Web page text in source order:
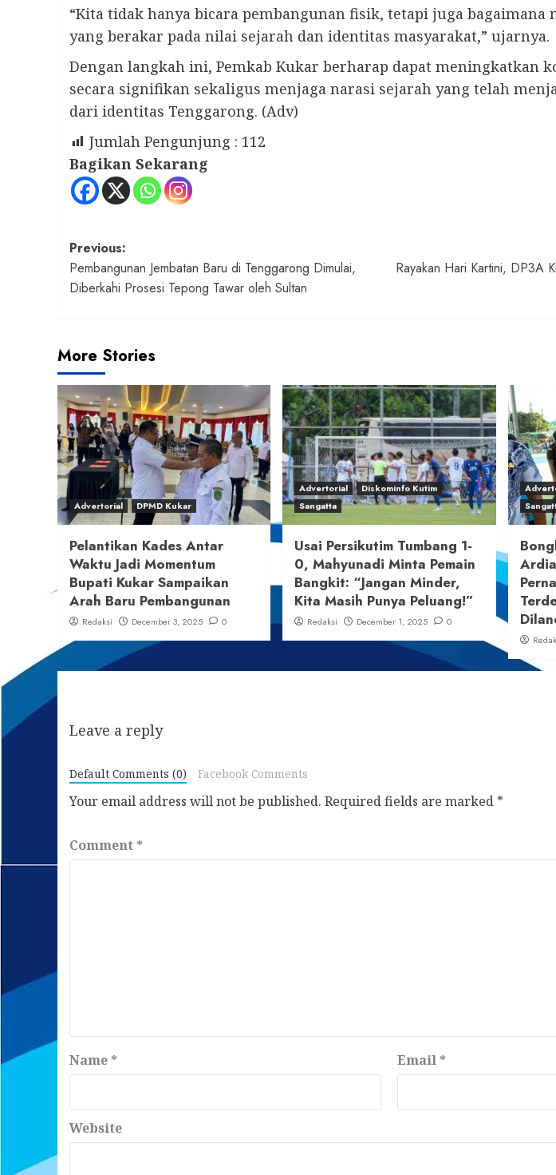
“Kita tidak hanya bicara pembangunan fisik, tetapi juga bagaimana
yang berakar pada nilai sejarah dan identitas masyarakat,” ujarnya.
Dengan langkah ini, Pemkab Kukar berharap dapat meningkatkan
secara signifikan sekaligus menjaga narasi sejarah yang telah
dari identitas Tenggarong. (Adv)
Jumlah Pengunjung : 112
Bagikan Sekarang
Post
navigation
Previous:
Pembangunan Jembatan Baru di Tenggarong Dimulai,
Diberkahi Prosesi Tepong Tawar oleh Sultan
Rayakan Hari Kartini, DP3A
More Stories
Advertorial DPMD Kukar
Pelantikan Kades Antar
Waktu Jadi Momentum
Bupati Kukar Sampaikan
Arah Baru Pembangunan
Redaksi December 3, 2025 0
Advertorial
Diskominfo Kutim
Sangatta
Usai Persikutim Tumbang 1-
0, Mahyunadi Minta Pemain
Bangkit: “Jangan Minder,
Kita Masih Punya Peluang!”
Redaksi December 1, 2025 0
Leave a reply
Default Comments (0) Facebook Comments
Your email address will not be published. Required fields are marked *
Comment *
Name * Email *
Website